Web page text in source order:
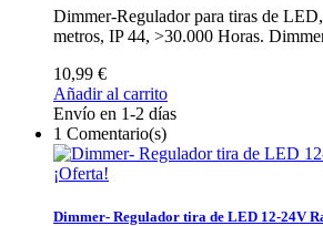
Dimmer-Regulador para tiras de
metros, IP 44, >30.000 Horas.
10,99 €
Añadir al carrito
Envío en 1-2 días
1 Comentario(s)
¡Oferta!
Dimmer- Regulador tira de LED 12-24V